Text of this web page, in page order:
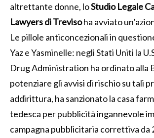
altrettante donne, loStudio Legale
Lawyers di Trevisoha avviato
Le pillole anticoncezionali in
Yaz e Yasminelle: negli Stati Uniti la
Drug Administration ha ordinato alla
potenziare gli avvisi di rischio su tali
addirittura, ha sanzionato la casa
tedesca per pubblicità ingannevole
campagna pubblicitaria correttiva da